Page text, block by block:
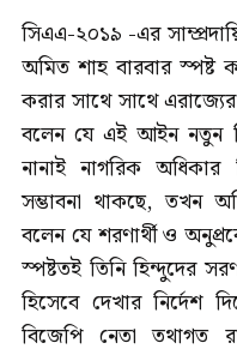
সিএএ-২০১৯ -এর
অমিত শাহ বারবার স্পষ্ট
করার সাথে সাথে
বলেন যে এই আইন নতুন
নানাই নাগরিক
সম্ভাবনা থাকছে, তখন
বলেন যে শরণার্থী ও
স্পষ্টতই তিনি হিন্দুদের
হিসেবে দেখার নির্দেশ
বিজেপি নেতা তথাগত